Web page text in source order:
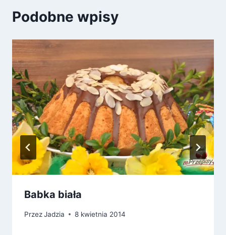
Podobne wpisy
Babka biała
PrzezJadzia 8 kwietnia 2014